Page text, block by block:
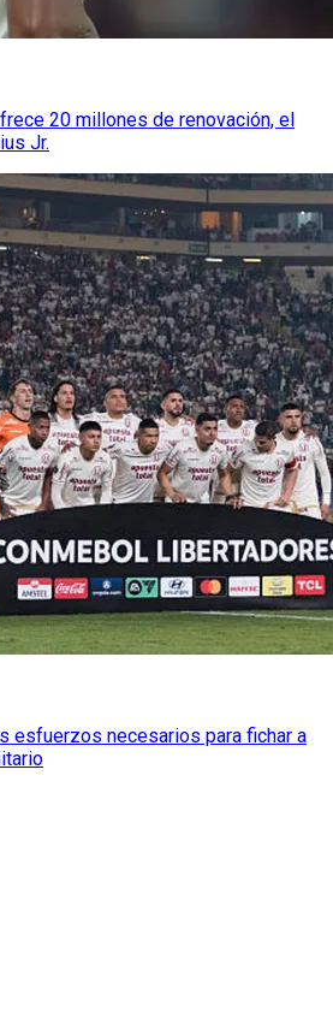
20 millones de renovación, el
Jr.
esfuerzos necesarios para fichar a